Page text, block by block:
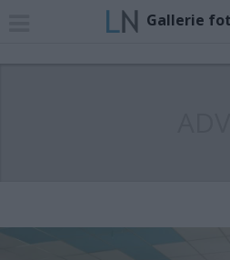
Gallerie